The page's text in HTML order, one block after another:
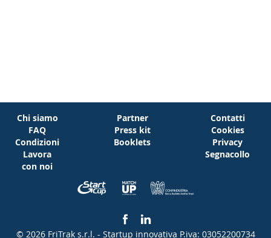
Chi siamo
FAQ
Condizioni
Lavora
con noi
Partner
Press kit
Booklets
Contatti
Cookies
Privacy
Segnacollo
© 2026 FriTrak s.r.l. - Startup innovativa P.iva: 03052200734